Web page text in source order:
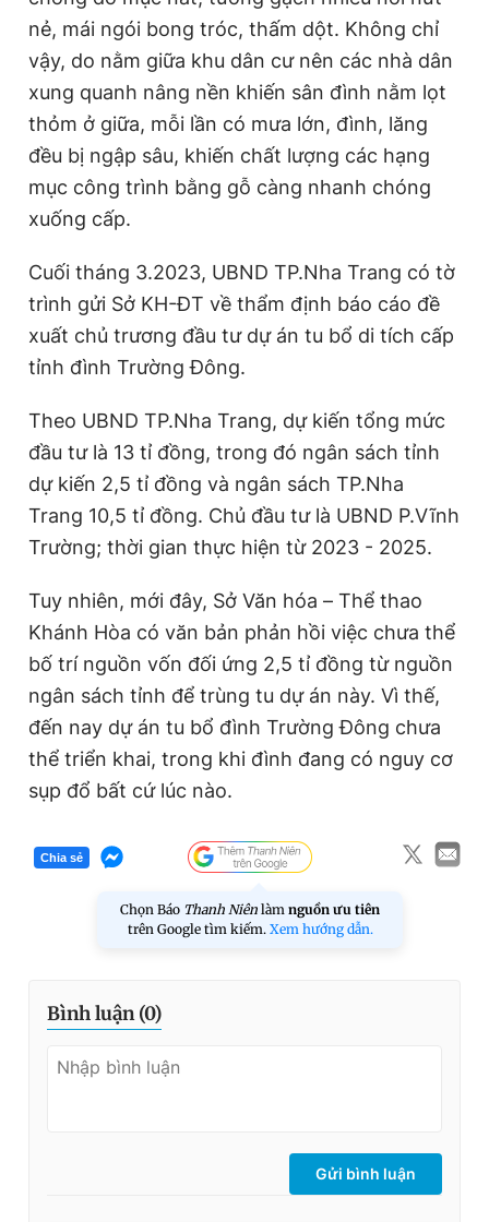
nẻ, mái ngói bong tróc, thấm dột. Không chỉ
vậy, do nằm giữa khu dân cư nên các nhà dân
xung quanh nâng nền khiến sân đình nằm lọt
thỏm ở giữa, mỗi lần có mưa lớn, đình, lăng
đều bị ngập sâu, khiến chất lượng các hạng
mục công trình bằng gỗ càng nhanh chóng
xuống cấp.
Cuối tháng 3.2023, UBND TP.Nha Trang có tờ
trình gửi Sở KH-ĐT về thẩm định báo cáo đề
xuất chủ trương đầu tư dự án tu bổ di tích cấp
tỉnh đình Trường Đông.
Theo UBND TP.Nha Trang, dự kiến tổng mức
đầu tư là 13 tỉ đồng, trong đó ngân sách tỉnh
dự kiến 2,5 tỉ đồng và ngân sách TP.Nha
Trang 10,5 tỉ đồng. Chủ đầu tư là UBND P.Vĩnh
Trường; thời gian thực hiện từ 2023 - 2025.
Tuy nhiên, mới đây, Sở Văn hóa – Thể thao
Khánh Hòa có văn bản phản hồi việc chưa thể
bố trí nguồn vốn đối ứng 2,5 tỉ đồng từ nguồn
ngân sách tỉnh để trùng tu dự án này. Vì thế,
đến nay dự án tu bổ đình Trường Đông chưa
thể triển khai, trong khi đình đang có nguy cơ
sụp đổ bất cứ lúc nào.
Chia sẻ
Chọn Báo Thanh Niên làm nguồn ưu tiên
trên Google tìm kiếm. Xem hướng dẫn.
Bình luận (0)
Gửi bình luận